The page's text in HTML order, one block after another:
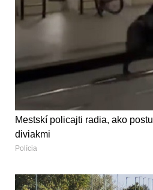
Mestskí policajti radia, ako
diviakmi
Polícia